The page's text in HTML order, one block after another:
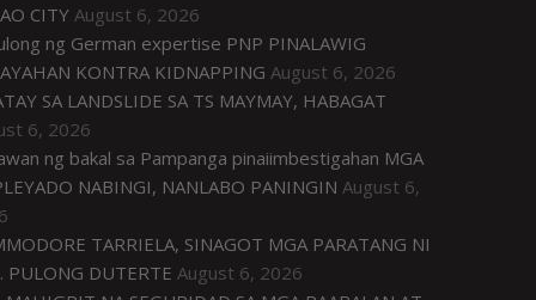
CITY August 6, 2026
ng German expertise PNP PINALAWIG
KONTRA KIDNAPPING August 6, 2026
SA LANDSLIDE SA TS MAYMAY, HABAGAT
6, 2026
ng bakal sa Pampanga pinaiimbestigahan MGA
NABINGI, NANLABO PANINGIN August 6,
TARRIELA, SINAGOT MGA PARATANG NI
PULONG DUTERTE August 6, 2026